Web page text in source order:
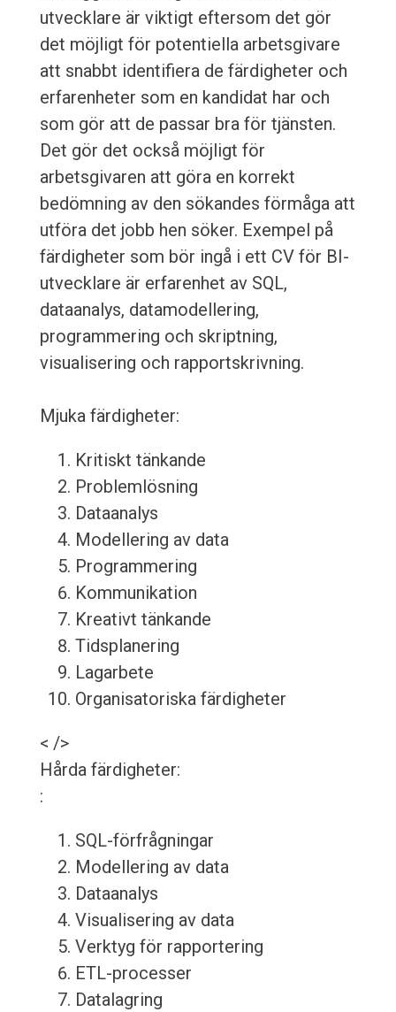
utvecklare är viktigt eftersom det gör
det möjligt för potentiella arbetsgivare
att snabbt identifiera de färdigheter och
erfarenheter som en kandidat har och
som gör att de passar bra för tjänsten.
Det gör det också möjligt för
arbetsgivaren att göra en korrekt
bedömning av den sökandes förmåga att
utföra det jobb hen söker. Exempel på
färdigheter som bör ingå i ett CV för BI-
utvecklare är erfarenhet av SQL,
dataanalys, datamodellering,
programmering och skriptning,
visualisering och rapportskrivning.
Mjuka färdigheter:
Kritiskt tänkande
Problemlösning
Dataanalys
Modellering av data
Programmering
Kommunikation
Kreativt tänkande
Tidsplanering
Lagarbete
Organisatoriska färdigheter
< />
Hårda färdigheter:
:
SQL-förfrågningar
Modellering av data
Dataanalys
Visualisering av data
Verktyg för rapportering
ETL-processer
Datalagring